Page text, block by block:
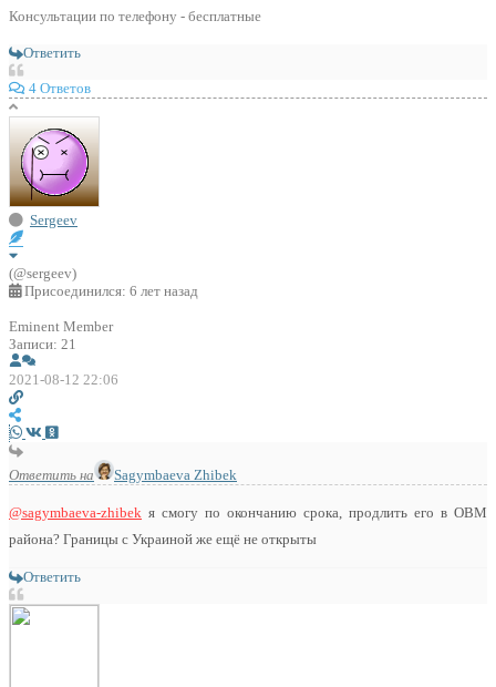
Консультации по телефону - бесплатные
Ответить
4 Ответов
Sergeev
(@sergeev)
Присоединился: 6 лет назад
Eminent Member
Записи: 21
2021-08-12 22:06
Ответить на Sagymbaeva Zhibek
@sagymbaeva-zhibek я смогу по окончанию срока, продлить его в ОВМ
района? Границы с Украиной же ещё не открыты
Ответить